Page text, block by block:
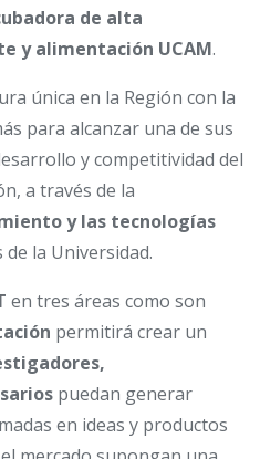
de alta
y alimentación UCAM.
única en la Región con la
para alcanzar una de sus
y competitividad del
a través de la
y las tecnologías
la Universidad.
en tres áreas como son
permitirá crear un
puedan generar
en ideas y productos